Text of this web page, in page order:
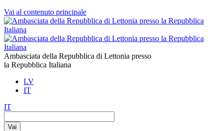
Vai al contenuto principale
Ambasciata della Repubblica di Lettonia presso
la Repubblica Italiana
LV
IT
IT
Vai